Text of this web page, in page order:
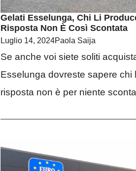
Gelati Esselunga, Chi Li
Risposta Non È Così Scontata
Luglio 14, 2024Paola Saija
Se anche voi siete soliti
Esselunga dovreste sapere chi
risposta non è per niente